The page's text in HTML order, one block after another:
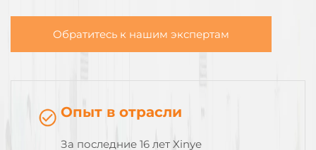
Обратитесь к нашим экспертам
Опыт в отрасли
За последние 16 лет Xinye